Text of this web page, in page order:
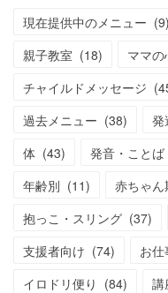
現在提供中のメニュー (9)
親子教室 (18) ママ
チャイルドメッセージ (
過去メニュー (38) 発
体 (43) 発音・ことば
年齢別 (11) 赤ちゃん
抱っこ・スリング (37)
支援者向け (74) お仕
イロドリ便り (84) 講